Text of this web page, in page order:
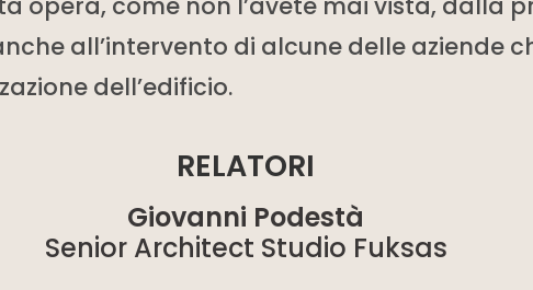
all’intervento di alcune delle aziende
dell’edificio.
RELATORI
Giovanni Podestà
Senior Architect Studio Fuksas